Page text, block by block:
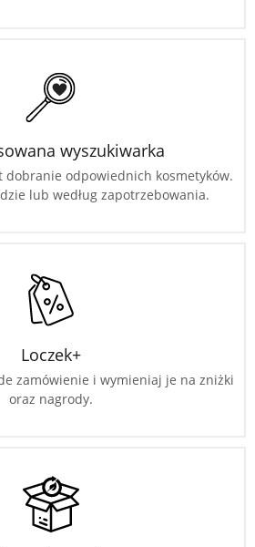
wyszukiwarka
dobranie odpowiednich kosmetyków.
lub według zapotrzebowania.
Loczek+
zamówienie i wymieniaj je na zniżki
oraz nagrody.